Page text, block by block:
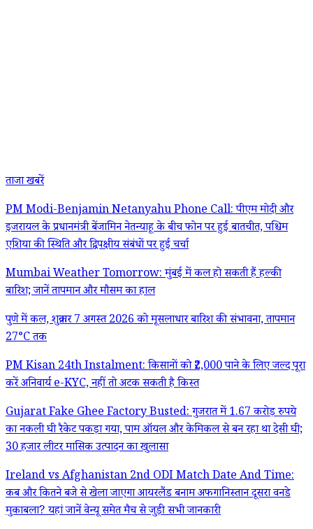
ताजा खबरें
PM Modi-Benjamin Netanyahu Phone Call: पीएम मोदी और
इजरायल के प्रधानमंत्री बेंजामिन नेतन्याहू के बीच फोन पर हुई बातचीत, पश्चिम
एशिया की स्थिति और द्विपक्षीय संबंधों पर हुई चर्चा
Mumbai Weather Tomorrow: मुंबई में कल हो सकती हैं हल्की
बारिश; जानें तापमान और मौसम का हाल
पुणे में कल, शुक्रवार 7 अगस्त 2026 को मूसलाधार बारिश की संभावना, तापमान
27°C तक
PM Kisan 24th Instalment: किसानों को ₹2,000 पाने के लिए जल्द पूरा
करें अनिवार्य e-KYC, नहीं तो अटक सकती है किस्त
Gujarat Fake Ghee Factory Busted: गुजरात में 1.67 करोड़ रुपये
का नकली घी रैकेट पकड़ा गया, पाम ऑयल और केमिकल से बन रहा था देसी घी;
30 हजार लीटर मासिक उत्पादन का खुलासा
Ireland vs Afghanistan 2nd ODI Match Date And Time:
कब और कितने बजे से खेला जाएगा आयरलैंड बनाम अफगानिस्तान दूसरा वनडे
मुकाबला? यहां जानें वेन्यू समेत मैच से जुड़ी सभी जानकारी